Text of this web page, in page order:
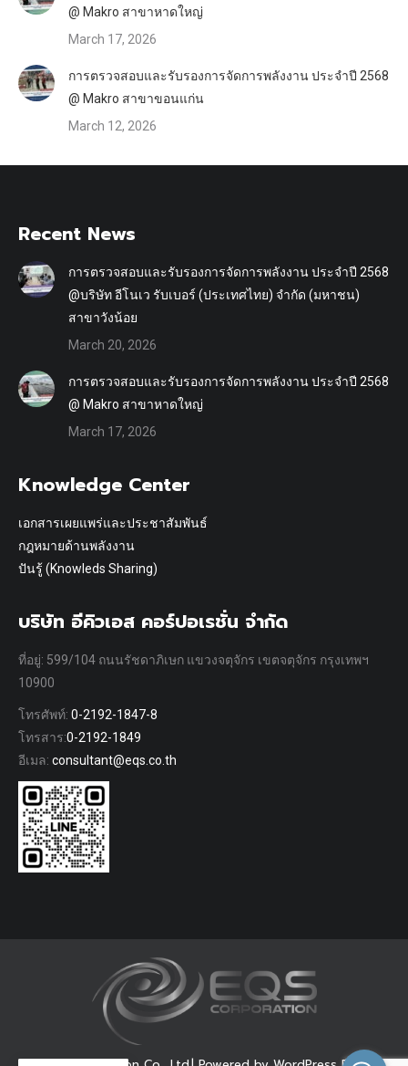
@ Makro สาขาหาดใหญ่
March 17, 2026
การตรวจสอบและรับรองการจัดการพลังงาน ประจำปี 2568
@ Makro สาขาขอนแก่น
March 12, 2026
Recent News
การตรวจสอบและรับรองการจัดการพลังงาน ประจำปี 2568
@บริษัท อีโนเว รับเบอร์ (ประเทศไทย) จำกัด (มหาชน)
สาขาวังน้อย
March 20, 2026
การตรวจสอบและรับรองการจัดการพลังงาน ประจำปี 2568
@ Makro สาขาหาดใหญ่
March 17, 2026
Knowledge Center
เอกสารเผยแพร่และประชาสัมพันธ์
กฎหมายด้านพลังงาน
ปันรู้ (Knowleds Sharing)
บริษัท อีคิวเอส คอร์ปอเรชั่น จำกัด
ที่อยู่: 599/104 ถนนรัชดาภิเษก แขวงจตุจักร เขตจตุจักร กรุงเทพฯ
10900
โทรศัพท์: 0-2192-1847-8
โทรสาร:0-2192-1849
อีเมล: consultant@eqs.co.th